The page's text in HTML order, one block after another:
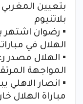
بتعيين المغربي
بلاتنيوم
الهلال في
▪︎ الهلال مصدر
المواجهة
▪︎ انصار
مباراة الهلال